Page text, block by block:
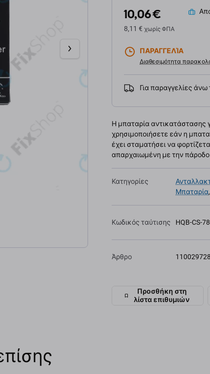
10,06 €
8,11 € χωρίς ΦΠΑ
ΠΑΡΑΓΓΕΛΊΑ
Διαθεσιμότητα
Για παραγγελίες
Η μπαταρία αντικατάστασης
χρησιμοποιήσετε εάν η
έχει σταματήσει να
απαρχαιωμένη με την
Κατηγορίες
Μπαταρία,
Κωδικός ταύτισης HQB-CS-
Άρθρο
Προσθήκη στη
λίστα επιθυμιών